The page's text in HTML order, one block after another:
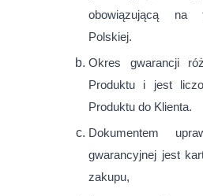
obowiązującą na
Polskiej.
Okres gwarancji
Produktu i jest
Produktu do Klienta.
Dokumentem
gwarancyjnej jest
zakupu,